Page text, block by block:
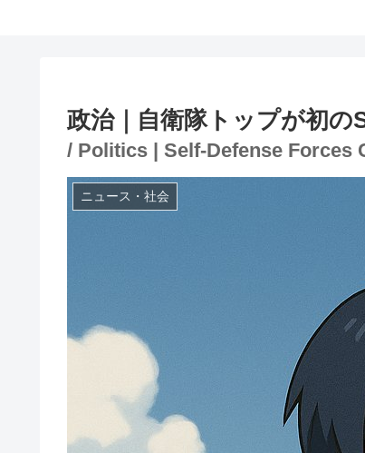
政治｜自衛隊トップが初の
/ Politics | Self-Defense Forces
ニュース・社会